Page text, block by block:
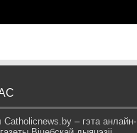
Catholicnews.by – гэта анлайн-